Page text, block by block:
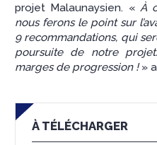
projet Malaunaysien. « À
nous ferons le point sur
9 recommandations, qui
poursuite de notre
marges de progression !»
À TÉLÉCHARGER